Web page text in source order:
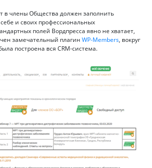
в члены Общества должен заполнить
и своих профессиональных
полей Вордпресса явно не хватает,
замечательный плагин WP-Members, вокруг
построена вся CRM-система.